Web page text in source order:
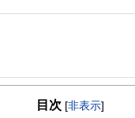
計相談を得意とする。法人
目次 [非表示]